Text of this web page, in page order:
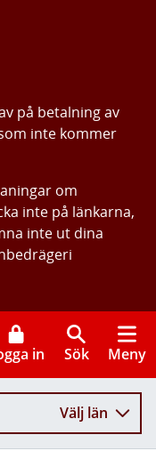
på betalning av
inte kommer
om
inte på länkarna,
inte ut dina
in Sök Meny
Välj län